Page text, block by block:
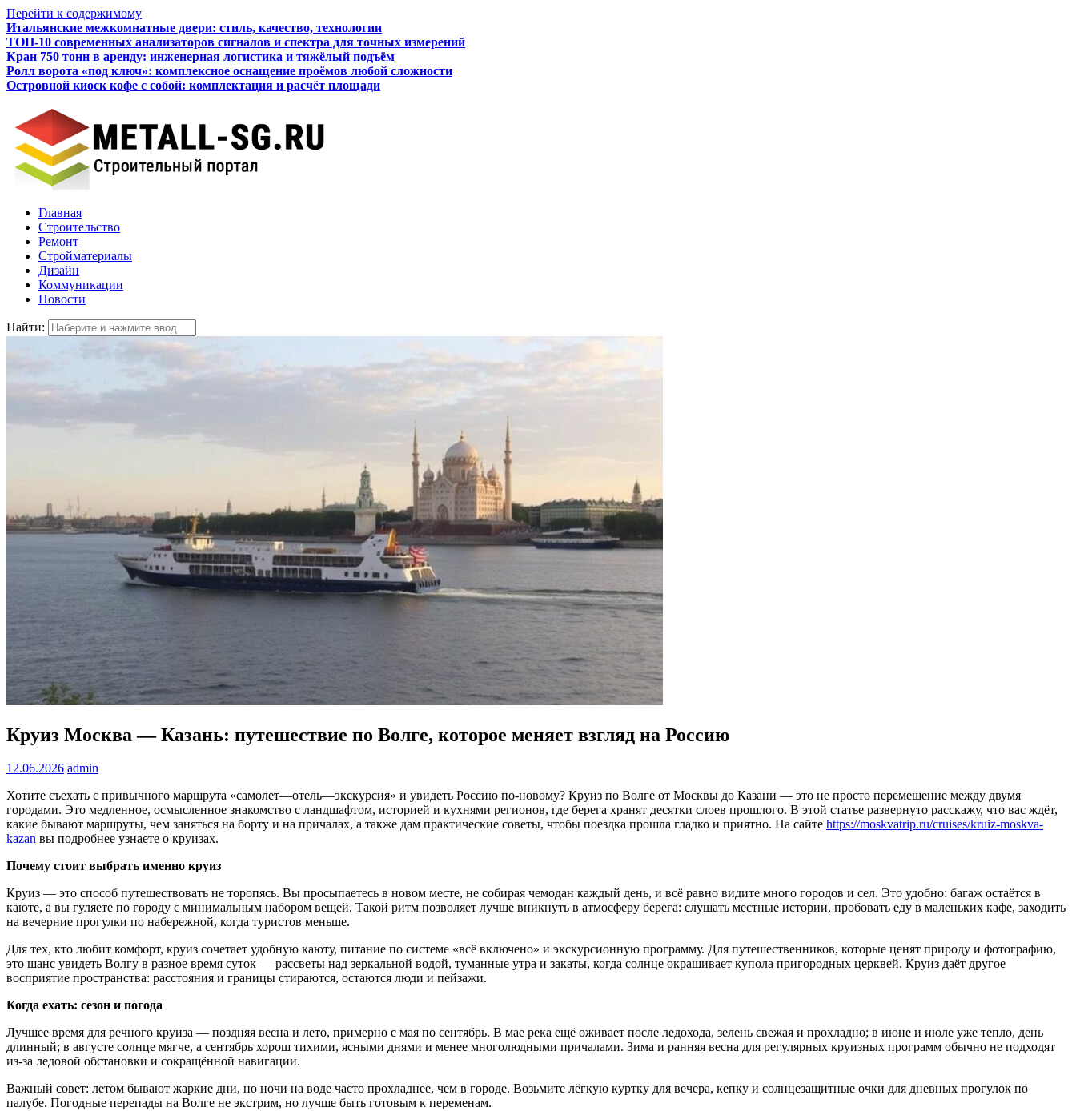
Перейти к содержимому
Итальянские межкомнатные двери: стиль, качество, технологии
ТОП-10 современных анализаторов сигналов и спектра для точных измерений
Кран 750 тонн в аренду: инженерная логистика и тяжёлый подъём
Ролл ворота «под ключ»: комплексное оснащение проёмов любой сложности
Островной киоск кофе с собой: комплектация и расчёт площади
Главная
Строительство
Ремонт
Стройматериалы
Дизайн
Коммуникации
Новости
Найти:
Круиз Москва — Казань: путешествие по Волге, которое меняет взгляд на Россию
12.06.2026 admin
Хотите съехать с привычного маршрута «самолет—отель—экскурсия» и увидеть Россию по-новому? Круиз по Волге от Москвы до Казани — это не просто перемещение между двумя
городами. Это медленное, осмысленное знакомство с ландшафтом, историей и кухнями регионов, где берега хранят десятки слоев прошлого. В этой статье развернуто расскажу, что вас ждёт,
какие бывают маршруты, чем заняться на борту и на причалах, а также дам практические советы, чтобы поездка прошла гладко и приятно. На сайте https://moskvatrip.ru/cruises/kruiz-moskva-
kazan вы подробнее узнаете о круизах.
Почему стоит выбрать именно круиз
Круиз — это способ путешествовать не торопясь. Вы просыпаетесь в новом месте, не собирая чемодан каждый день, и всё равно видите много городов и сел. Это удобно: багаж остаётся в
каюте, а вы гуляете по городу с минимальным набором вещей. Такой ритм позволяет лучше вникнуть в атмосферу берега: слушать местные истории, пробовать еду в маленьких кафе, заходить
на вечерние прогулки по набережной, когда туристов меньше.
Для тех, кто любит комфорт, круиз сочетает удобную каюту, питание по системе «всё включено» и экскурсионную программу. Для путешественников, которые ценят природу и фотографию,
это шанс увидеть Волгу в разное время суток — рассветы над зеркальной водой, туманные утра и закаты, когда солнце окрашивает купола пригородных церквей. Круиз даёт другое
восприятие пространства: расстояния и границы стираются, остаются люди и пейзажи.
Когда ехать: сезон и погода
Лучшее время для речного круиза — поздняя весна и лето, примерно с мая по сентябрь. В мае река ещё оживает после ледохода, зелень свежая и прохладно; в июне и июле уже тепло, день
длинный; в августе солнце мягче, а сентябрь хорош тихими, ясными днями и менее многолюдными причалами. Зима и ранняя весна для регулярных круизных программ обычно не подходят
из-за ледовой обстановки и сокращённой навигации.
Важный совет: летом бывают жаркие дни, но ночи на воде часто прохладнее, чем в городе. Возьмите лёгкую куртку для вечера, кепку и солнцезащитные очки для дневных прогулок по
палубе. Погодные перепады на Волге не экстрим, но лучше быть готовым к переменам.